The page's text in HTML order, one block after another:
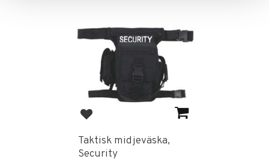
Lägg till i favoriter
Taktisk midjeväska,
Security